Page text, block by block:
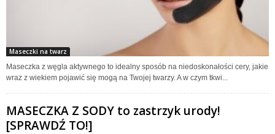
Maseczki na twarz
Maseczka z węgla aktywnego to idealny sposób na niedoskonałości cery, jakie
wraz z wiekiem pojawić się mogą na Twojej twarzy. A w czym tkwi...
MASECZKA Z SODY to zastrzyk urody!
[SPRAWDŹ TO!]